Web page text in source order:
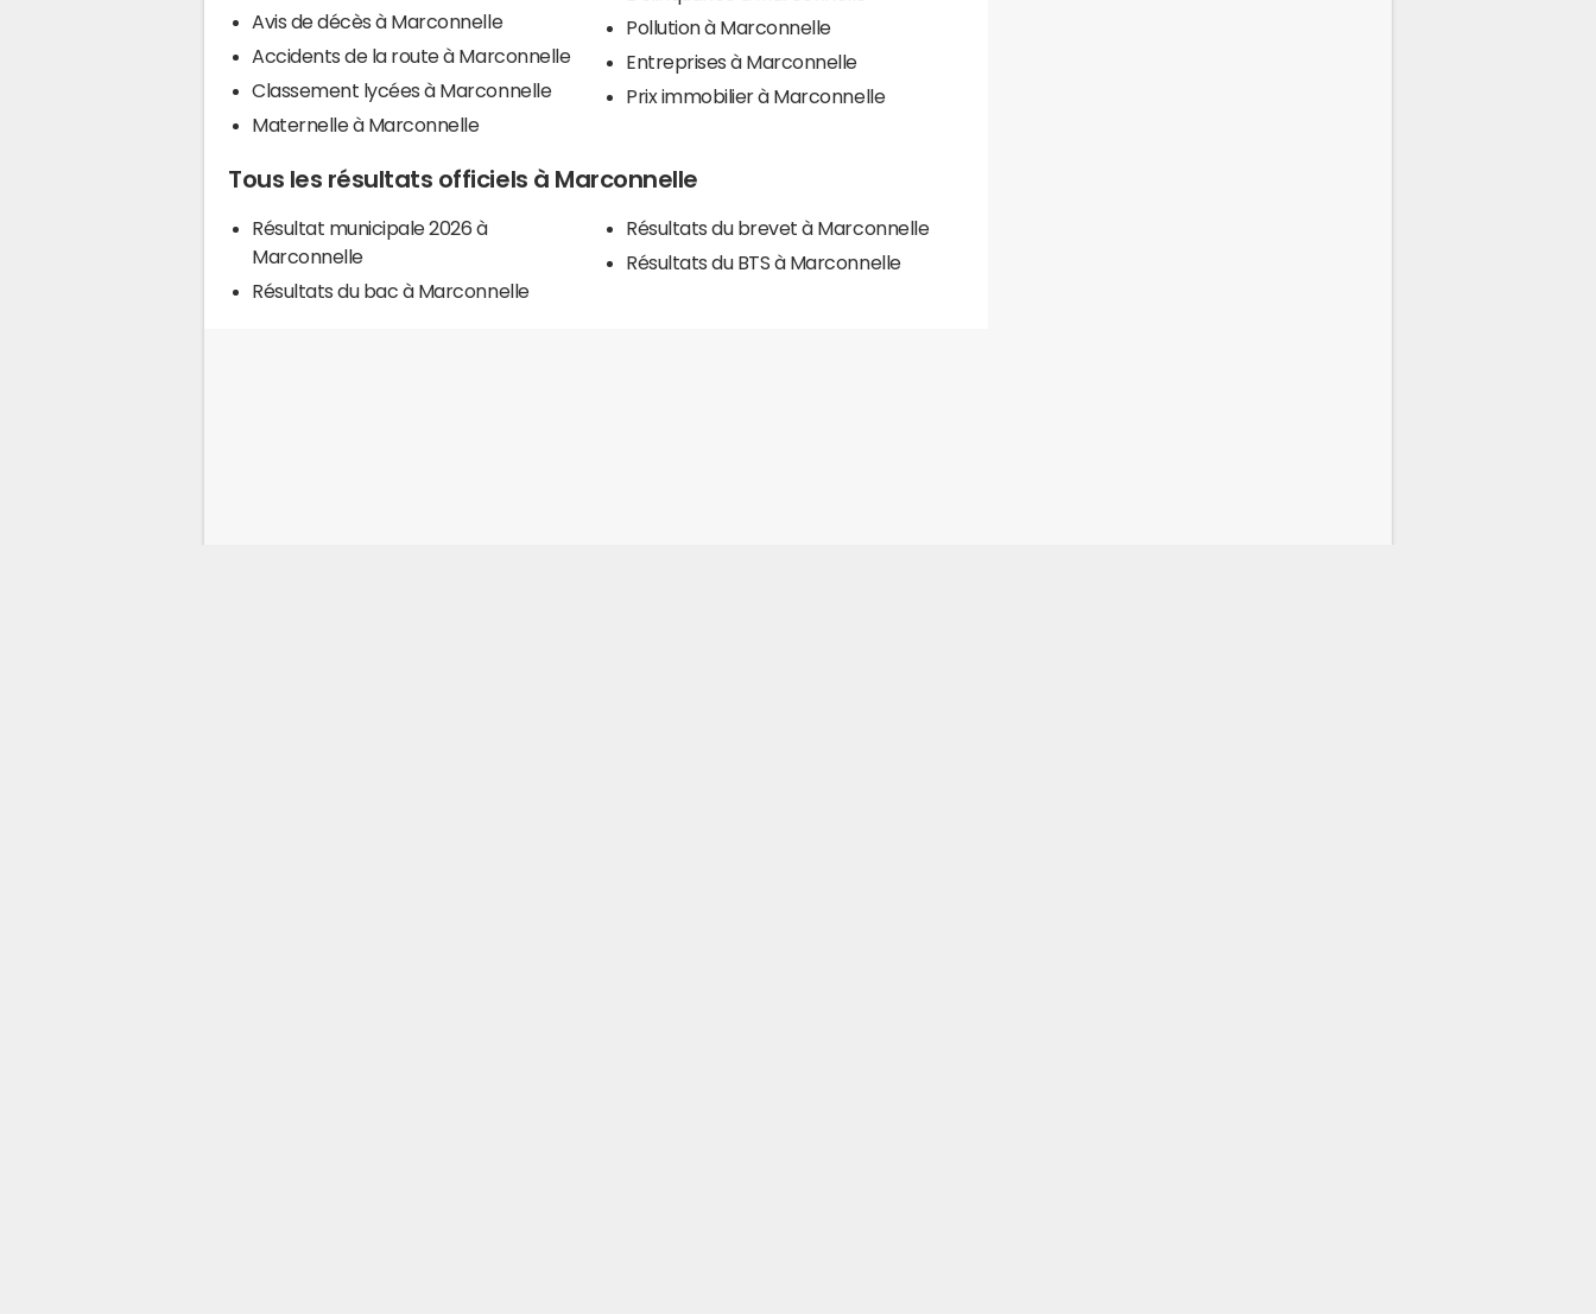
Avis de décès à Marconnelle
Accidents de la route à Marconnelle
Classement lycées à Marconnelle
Maternelle à Marconnelle
Pollution à Marconnelle
Entreprises à Marconnelle
Prix immobilier à Marconnelle
Tous les résultats officiels à Marconnelle
Résultat municipale 2026 à
Marconnelle
Résultats du bac à Marconnelle
Résultats du brevet à Marconnelle
Résultats du BTS à Marconnelle